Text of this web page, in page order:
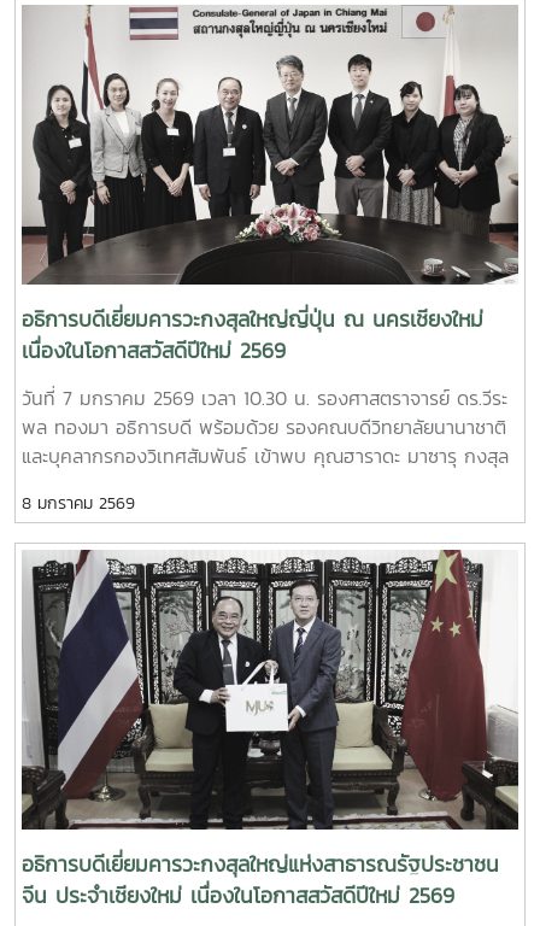
ต่าง ๆ อาทิ การประสานงานกับฝ่ายการศึกษา สถาน
เอกอัครราชทูตแคนาดา ประจำประเทศไทย ในการแนะนำข้อมูล
ด้านทุนการศึกษา การแลกเปลี่ยนนักศึกษา ของประเทศแคนาดา
ให้กับบุคลากรและนักศึกษามหาวิทยาลัยแม่โจ้7 January 2026,
Associate Professor Dr. Weerapon Thongma, President
of Maejo University, together with Associate Dean of
International College, and the International Affairs
Officers, Maejo University visited the Canadian
Honorary Consulate in Chiang Mai to greet Honorary
Consul Jakarin Wangviwat on the occasion on New Year
Festival 2026 and to discuss the academic connections
between Maejo University and Canadian education.
อธิการบดีเยี่ยมคารวะกงสุลใหญ่ญี่ปุ่น ณ นครเชียงใหม่
เนื่องในโอกาสสวัสดีปีใหม่ 2569
วันที่ 7 มกราคม 2569 เวลา 10.30 น. รองศาสตราจารย์ ดร.วีระ
พล ทองมา อธิการบดี พร้อมด้วย รองคณบดีวิทยาลัยนานาชาติ
และบุคลากรกองวิเทศสัมพันธ์ เข้าพบ คุณฮาราดะ มาซารุ กงสุล
ใหม่ 2569 พร้อมกันนี้ ได้มีการหารือความร่วมมือและสนับสนุน
กิจกรรมด้านการศึกษาระหว่างมหาวิทยาลัยแม่โจ้และมหาวิทยาลัย
ในประเทศญี่ปุ่น และสานความสัมพันธ์ในด้านต่าง ๆ7 January
2026, Associate Professor Dr. Weerapon Thongma,
President of Maejo University, together with Associate
Dean of International College, and the International
Affairs Officers from Maejo University visited the
Consulate General of Japan in Chiang Mai to greet the
Consul General HARADA Masaru on the occasion of New
Year 2026 and to discuss academic connections
between Maejo University and Japan.
8 มกราคม 2569
อธิการบดีเยี่ยมคารวะกงสุลใหญ่แห่งสาธารณรัฐประชาชน
จีน ประจำเชียงใหม่ เนื่องในโอกาสสวัสดีปีใหม่ 2569